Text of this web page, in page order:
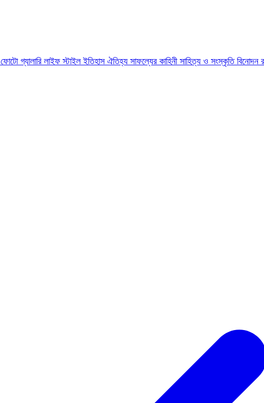
ফোটো গ্যালারি লাইফ স্টাইলইতিহাস ঐতিহ্য সাফল্যের কাহিনী সাহিত্য ও সংস্কৃতি বিনোদন